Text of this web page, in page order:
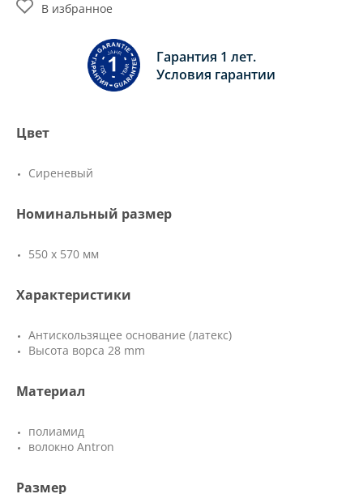
Гарантия 1 лет.
Условия гарантии
В избранное
Цвет
Сиреневый
Номинальный размер
550 х 570 мм
Характеристики
Антискользящее основание (латекс)
Высота ворса 28 mm
Материал
полиамид
волокно Antron
Размер